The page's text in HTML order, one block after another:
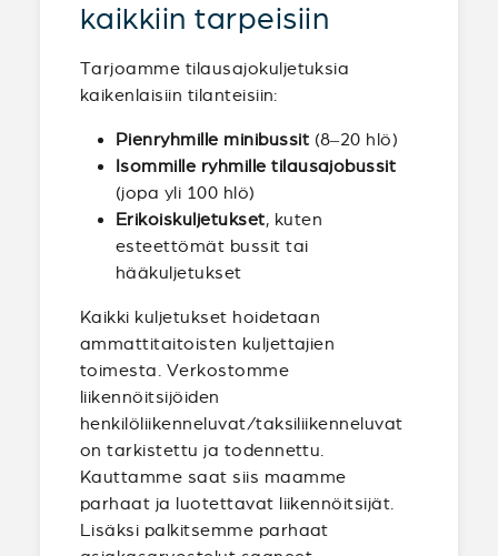
kaikkiin tarpeisiin
Tarjoamme tilausajokuljetuksia
kaikenlaisiin tilanteisiin:
Pienryhmille minibussit (8–20 hlö)
Isommille ryhmille tilausajobussit
(jopa yli 100 hlö)
Erikoiskuljetukset, kuten
esteettömät bussit tai
hääkuljetukset
Kaikki kuljetukset hoidetaan
ammattitaitoisten kuljettajien
toimesta. Verkostomme
liikennöitsijöiden
henkilöliikenneluvat/taksiliikenneluvat
on tarkistettu ja todennettu.
Kauttamme saat siis maamme
parhaat ja luotettavat liikennöitsijät.
Lisäksi palkitsemme parhaat